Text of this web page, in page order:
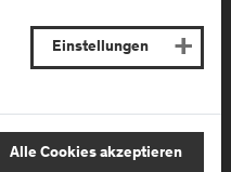
Einstellungen
Alle Cookies akzeptieren